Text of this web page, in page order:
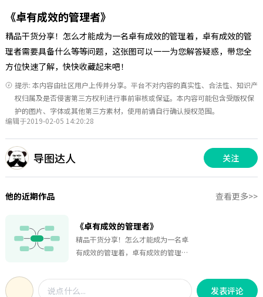
《卓有成效的管理者》
精品干货分享！怎么才能成为一名卓有成效的管理着，卓有成效的管
理者需要具备什么等等问题，这张图可以一一为您解答疑惑，带您全
方位快速了解，快快收藏起来吧！
提示: 本内容由社区用户上传并分享。平台不对内容的真实性、合法性、知识产
权归属及是否侵害第三方权利进行事前审核或保证。本内容可能包含受版权保
护的图片、字体或其他第三方素材，使用前请自行确认授权范围。
编辑于2019-02-05 14:20:28
导图达人 关注
他的近期作品 查看更多>>
《卓有成效的管理者》
精品干货分享！怎么才能成为一名卓
有成效的管理着，卓有成效的管理者
一一为您解答疑惑，带您全方位快速
了解，快快收藏起来吧！
发表评论